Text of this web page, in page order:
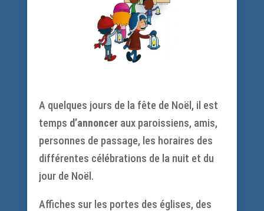
A quelques jours de la fête de Noël, il est
temps d’annoncer aux paroissiens, amis,
personnes de passage, les horaires des
différentes célébrations de la nuit et du
jour de Noël.
Affiches sur les portes des églises, des